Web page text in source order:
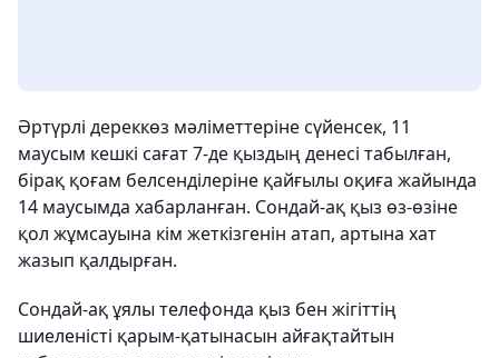
Әртүрлі дереккөз мәліметтеріне сүйенсек, 11
маусым кешкі сағат 7-де қыздың денесі табылған,
бірақ қоғам белсенділеріне қайғылы оқиға жайында
14 маусымда хабарланған. Сондай-ақ қыз өз-өзіне
қол жұмсауына кім жеткізгенін атап, артына хат
жазып қалдырған.
Сондай-ақ ұялы телефонда қыз бен жігіттің
шиеленісті қарым-қатынасын айғақтайтын